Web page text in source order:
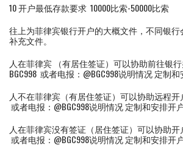
10 开户最低存款要求 10000比索-50000比索
往上为菲律宾银行开户的大概文件，不同银
补充文件。
人在菲律宾 （有居住签证）可以协助前往银
BGC998 或者电报：@BGC998说明情况 定制
人不在菲律宾（有居住签证）可以协助远程开
或者电报：@BGC998说明情况 定制和安排开
人在菲律宾没有签证（居住签证）可以协助开
或者电报：@BGC998说明情况 定制和安排开